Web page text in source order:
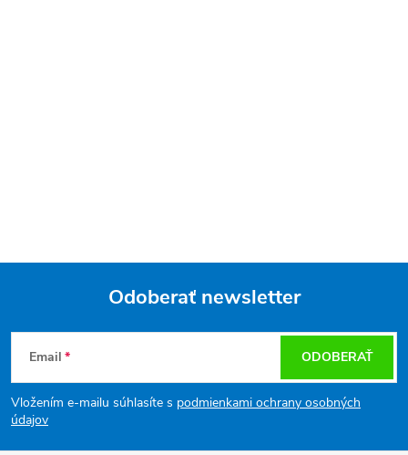
Z
á
p
Odoberať newsletter
Email
Vložením e-mailu súhlasíte s podmienkami ochrany osobných
údajov
ODOBERAŤ